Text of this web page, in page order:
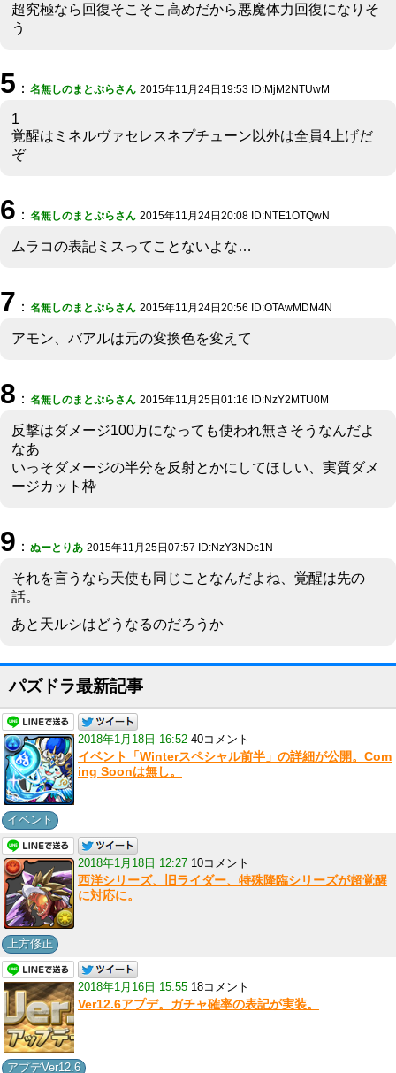
超究極なら回復そこそこ高めだから悪魔体力回復になりそ
う
5 ： 名無しのまとぷらさん 2015年11月24日19:53 ID:MjM2NTUwM
1
覚醒はミネルヴァセレスネプチューン以外は全員4上げだ
ぞ
6 ： 名無しのまとぷらさん 2015年11月24日20:08 ID:NTE1OTQwN
ムラコの表記ミスってことないよな…
7 ： 名無しのまとぷらさん 2015年11月24日20:56 ID:OTAwMDM4N
アモン、バアルは元の変換色を変えて
8 ： 名無しのまとぷらさん 2015年11月25日01:16 ID:NzY2MTU0M
反撃はダメージ100万になっても使われ無さそうなんだよ
なあ
いっそダメージの半分を反射とかにしてほしい、実質ダメ
ージカット枠
9 ： ぬーとりあ 2015年11月25日07:57 ID:NzY3NDc1N
それを言うなら天使も同じことなんだよね、覚醒は先の
話。
あと天ルシはどうなるのだろうか
パズドラ最新記事
2018年1月18日 16:52 40コメント
イベント「Winterスペシャル前半」の詳細が公開。Com
ing Soonは無し。
イベント
2018年1月18日 12:27 10コメント
西洋シリーズ、旧ライダー、特殊降臨シリーズが超覚醒
に対応に。
上方修正
2018年1月16日 15:55 18コメント
Ver12.6アプデ。ガチャ確率の表記が実装。
アプデVer12.6